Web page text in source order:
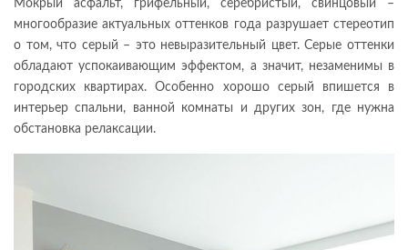
Мокрый асфальт, грифельный, серебристый, свинцовый –
многообразие актуальных оттенков года разрушает стереотип
о том, что серый – это невыразительный цвет. Серые оттенки
обладают успокаивающим эффектом, а значит, незаменимы в
городских квартирах. Особенно хорошо серый впишется в
интерьер спальни, ванной комнаты и других зон, где нужна
обстановка релаксации.